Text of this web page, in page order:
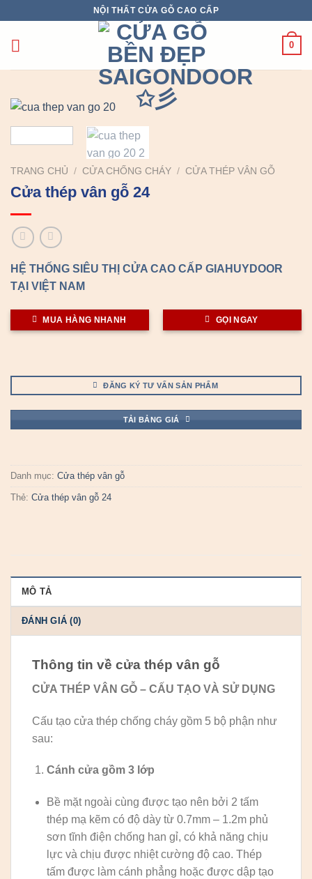
nội
NỘI THẤT CỬA GỖ CAO CẤP
0
TRANG CHỦ / CỬA CHỐNG CHÁY / CỬA THÉP VÂN GỖ
Cửa thép vân gỗ 24
HỆ THỐNG SIÊU THỊ CỬA CAO CẤP GIAHUYDOOR
TẠI VIỆT NAM
MUA HÀNG NHANH GỌI NGAY
ĐĂNG KÝ TƯ VẤN SẢN PHẨM
TẢI BẢNG GIÁ
Danh mục: Cửa thép vân gỗ
Thẻ: Cửa thép vân gỗ 24
MÔ TẢ
ĐÁNH GIÁ (0)
Thông tin về cửa thép vân gỗ
CỬA THÉP VÂN GỖ – CẤU TẠO VÀ SỬ DỤNG
Cấu tạo cửa thép chống cháy gồm 5 bộ phận như
sau:
Cánh cửa gồm 3 lớp
Bề mặt ngoài cùng được tạo nên bởi 2 tấm
thép mạ kẽm có độ dày từ 0.7mm – 1.2m phủ
sơn tĩnh điện chống han gỉ, có khả năng chịu
lực và chịu được nhiệt cường độ cao. Thép
tấm được làm cánh phẳng hoặc được dập tạo